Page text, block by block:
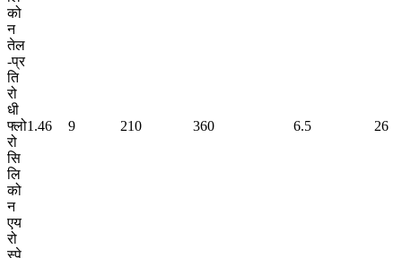
को
न
तेल
-प्र
ति
रो
धी
फ्लो
रो
सि
लि
को
न
1.46 9 210 360 6.5 26
एय
रो